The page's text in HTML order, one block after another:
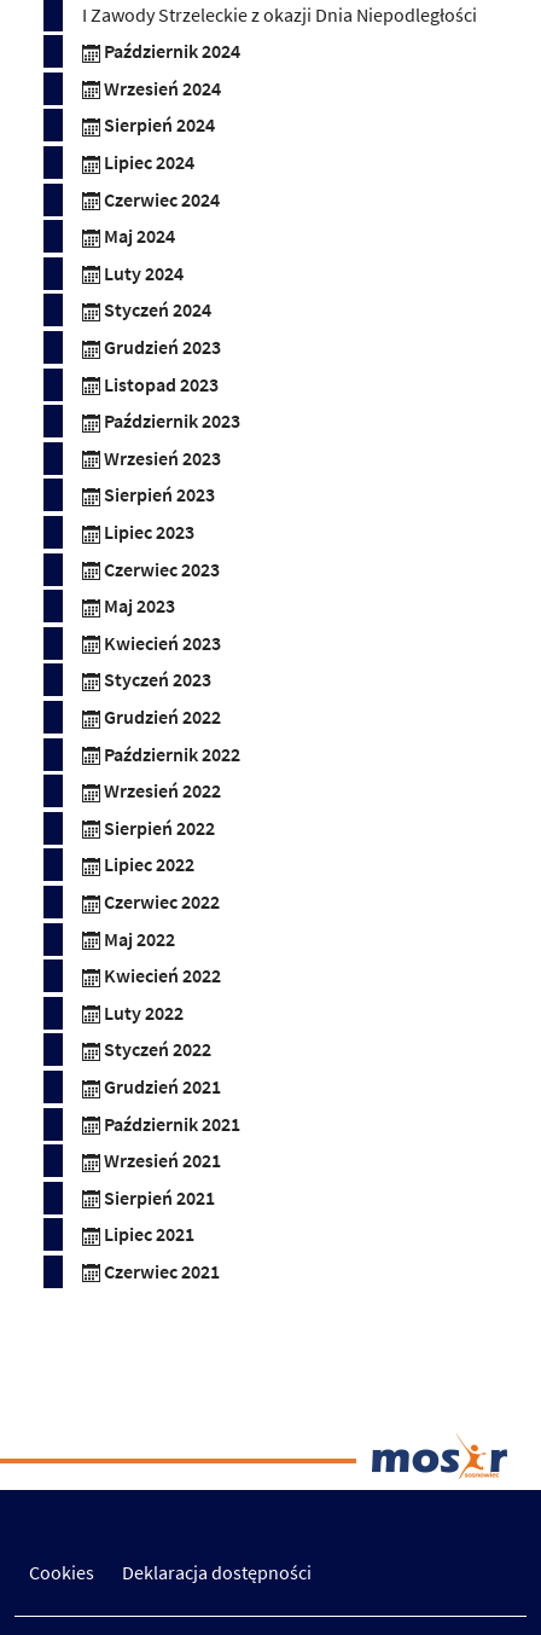
I Zawody Strzeleckie z okazji Dnia Niepodległości
Październik 2024
Wrzesień 2024
Sierpień 2024
Lipiec 2024
Czerwiec 2024
Maj 2024
Luty 2024
Styczeń 2024
Grudzień 2023
Listopad 2023
Październik 2023
Wrzesień 2023
Sierpień 2023
Lipiec 2023
Czerwiec 2023
Maj 2023
Kwiecień 2023
Styczeń 2023
Grudzień 2022
Październik 2022
Wrzesień 2022
Sierpień 2022
Lipiec 2022
Czerwiec 2022
Maj 2022
Kwiecień 2022
Luty 2022
Styczeń 2022
Grudzień 2021
Październik 2021
Wrzesień 2021
Sierpień 2021
Lipiec 2021
Czerwiec 2021
Cookies Deklaracja dostępności